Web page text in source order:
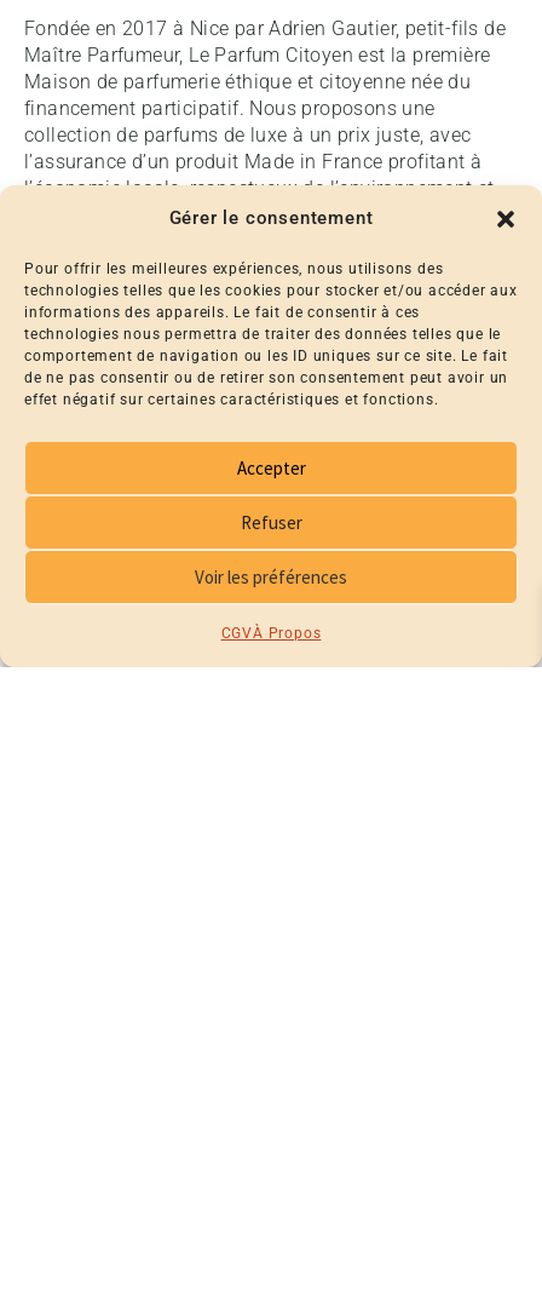
Gérer le consentement
Pour offrir les meilleures expériences, nous utilisons des
technologies telles que les cookies pour stocker et/ou accéder aux
informations des appareils. Le fait de consentir à ces
technologies nous permettra de traiter des données telles que le
comportement de navigation ou les ID uniques sur ce site. Le fait
de ne pas consentir ou de retirer son consentement peut avoir un
effet négatif sur certaines caractéristiques et fonctions.
Accepter
Refuser
Voir les préférences
CGVÀ Propos
Fondée en 2017 à Nice par Adrien Gautier, petit-fils de
Maître Parfumeur, Le Parfum Citoyen est la première
Maison de parfumerie éthique et citoyenne née du
financement participatif. Nous proposons une
collection de parfums de luxe à un prix juste, avec
l’assurance d’un produit Made in France profitant à
l’économie locale, respectueux de l’environnement et
valorisant le savoir-faire artisanal français.
PRODUITS SIMILAIRES
PRODUITS SIMILAIRES